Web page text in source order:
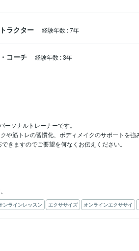
ラクター 経験年数 :7年
コーチ 経験年数 :3年
ソナルトレーナーです。
や筋トレの習慣化、ボディメイクのサポートを強
きますのでご要望を何なくお伝えください。
ンラインレッスン エクササイズ オンラインエクササイ